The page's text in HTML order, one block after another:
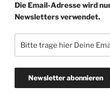
Die Email-Adresse wird
Newsletters verwendet.